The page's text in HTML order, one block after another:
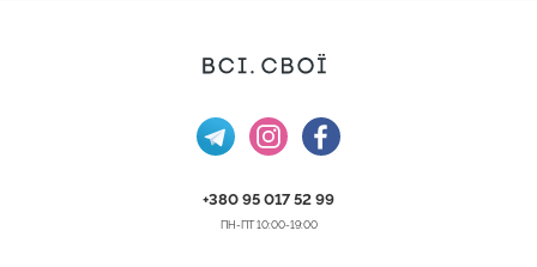
+380 95 017 52 99
ПН-ПТ 10:00-19:00